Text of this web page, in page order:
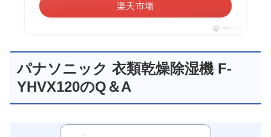
楽天市場
ポチップ
パナソニック 衣類乾燥除湿機 F-
YHVX120のQ＆A